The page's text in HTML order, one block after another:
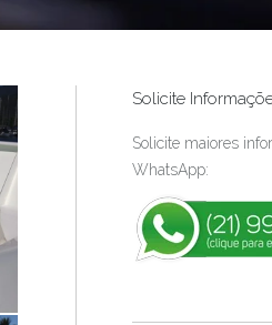
Solicite
Solicite maiores
WhatsApp: